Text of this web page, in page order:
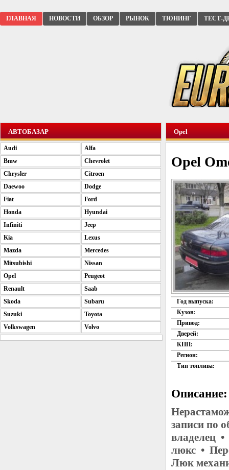
ГЛАВНАЯ НОВОСТИ ОБЗОР РЫНОК ТЮНИНГ ТЕСТ-
Opel
Opel
Год выпуска:
Кузов:
Привод:
Дверей:
КПП:
Регион:
Тип топлива:
Описание:
записи по
владелец
люкс •
Люк
АВТОБАЗАР
Audi
Alfa
Bmw
Chevrolet
Chrysler
Citroen
Daewoo
Dodge
Fiat
Ford
Honda
Hyundai
Infiniti
Jeep
Kia
Lexus
Mazda
Mercedes
Mitsubishi
Nissan
Opel
Peugeot
Renault
Saab
Skoda
Subaru
Suzuki
Toyota
Volkswagen
Volvo